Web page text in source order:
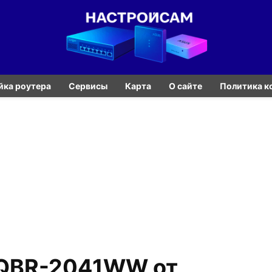
роутера Сервисы Карта О сайте Политика